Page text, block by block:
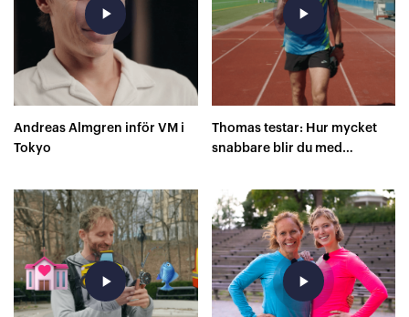
play_arrow
Andreas Almgren inför VM i
Tokyo
play_arrow
Thomas testar: Hur mycket
snabbare blir du med
play_arrow play_arrow